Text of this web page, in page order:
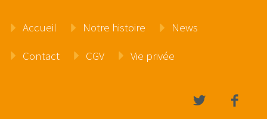
Accueil Notre histoire
News
Contact
CGV Vie privée